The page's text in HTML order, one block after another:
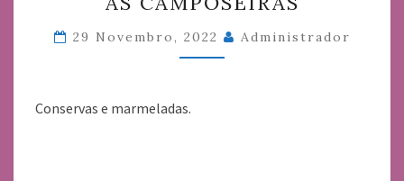
CAMPOSEIRAS
29 Novembro, 2022 Administrador
Conservas e marmeladas.